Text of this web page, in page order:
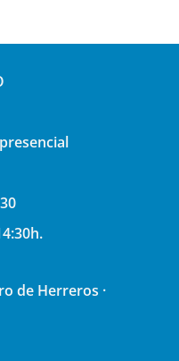
de Herreros ·